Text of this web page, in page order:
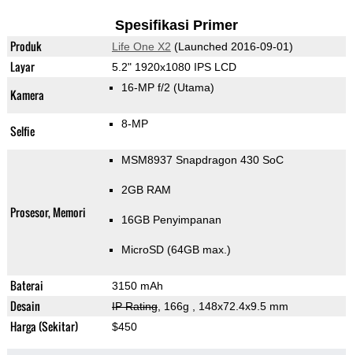
Spesifikasi Primer
Produk Life One X2 (Launched 2016-09-01)
Layar 5.2" 1920x1080 IPS LCD
Kamera 16-MP f/2 (Utama)
Selfie 8-MP
Prosesor, Memori
MSM8937 Snapdragon 430 SoC
2GB RAM
16GB Penyimpanan
MicroSD (64GB max.)
Baterai 3150 mAh
Desain IP Rating, 166g , 148x72.4x9.5 mm
Harga (Sekitar) $450